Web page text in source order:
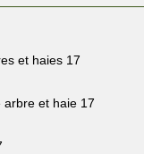
et haies 17
arbre et haie 17